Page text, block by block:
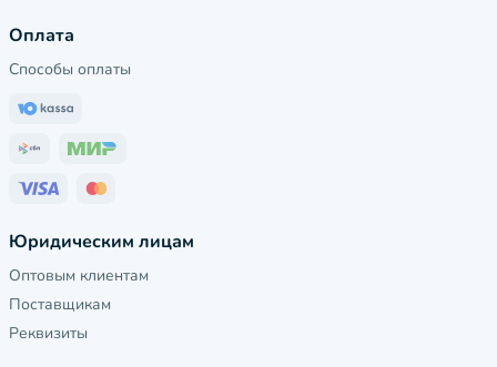
Оплата
Способы оплаты
Юридическим лицам
Оптовым клиентам
Поставщикам
Реквизиты